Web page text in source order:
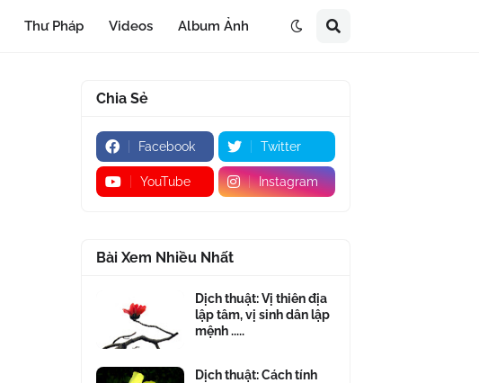
Thư Pháp Videos Album Ảnh
Chia Sẻ
Facebook Twitter
YouTube Instagram
Bài Xem Nhiều Nhất
Dịch thuật: Vị thiên địa
lập tâm, vị sinh dân lập
mệnh .....
Dịch thuật: Cách tính